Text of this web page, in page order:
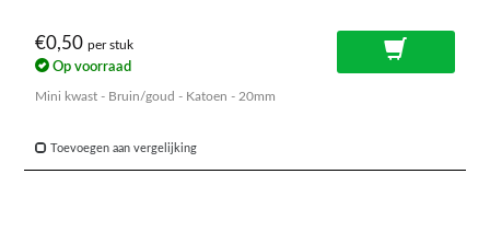
€0,50 per stuk
Op voorraad
Mini kwast - Bruin/goud - Katoen - 20mm
Toevoegen aan vergelijking